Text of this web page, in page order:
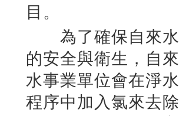
目。
為了確保自來水
的安全與衛生，自來
水事業單位會在淨水
程序中加入氯來去除